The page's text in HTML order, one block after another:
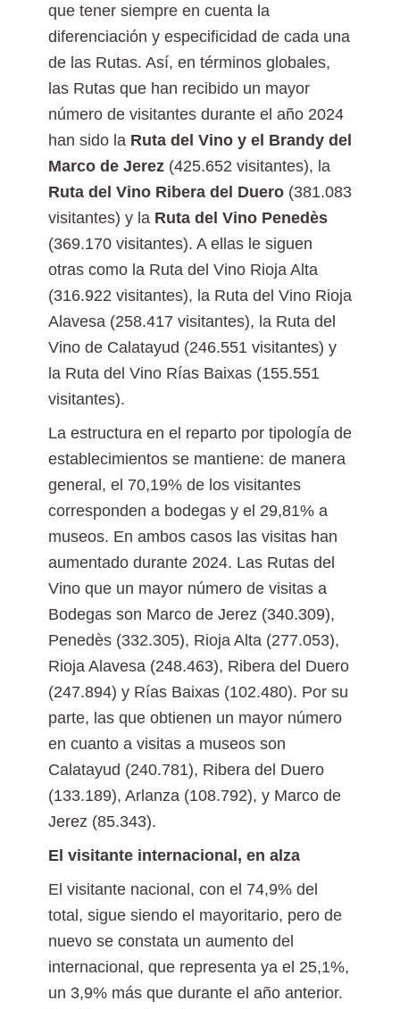
que tener siempre en cuenta la
diferenciación y especificidad de cada una
de las Rutas. Así, en términos globales,
las Rutas que han recibido un mayor
número de visitantes durante el año 2024
han sido la Ruta del Vino y el Brandy del
Marco de Jerez (425.652 visitantes), la
Ruta del Vino Ribera del Duero (381.083
visitantes) y la Ruta del Vino Penedès
(369.170 visitantes). A ellas le siguen
otras como la Ruta del Vino Rioja Alta
(316.922 visitantes), la Ruta del Vino Rioja
Alavesa (258.417 visitantes), la Ruta del
Vino de Calatayud (246.551 visitantes) y
la Ruta del Vino Rías Baixas (155.551
visitantes).
La estructura en el reparto por tipología de
establecimientos se mantiene: de manera
general, el 70,19% de los visitantes
corresponden a bodegas y el 29,81% a
museos. En ambos casos las visitas han
aumentado durante 2024. Las Rutas del
Vino que un mayor número de visitas a
Bodegas son Marco de Jerez (340.309),
Penedès (332.305), Rioja Alta (277.053),
Rioja Alavesa (248.463), Ribera del Duero
(247.894) y Rías Baixas (102.480). Por su
parte, las que obtienen un mayor número
en cuanto a visitas a museos son
Calatayud (240.781), Ribera del Duero
(133.189), Arlanza (108.792), y Marco de
Jerez (85.343).
El visitante internacional, en alza
El visitante nacional, con el 74,9% del
total, sigue siendo el mayoritario, pero de
nuevo se constata un aumento del
internacional, que representa ya el 25,1%,
un 3,9% más que durante el año anterior.